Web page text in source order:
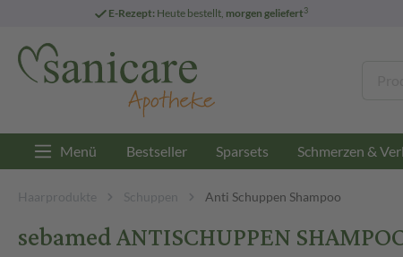
E-Rezept: Heute bestellt, morgen geliefert3
Menü Bestseller Sparsets Schmerzen &
Haarprodukte Schuppen Anti Schuppen Shampoo
sebamed ANTISCHUPPEN